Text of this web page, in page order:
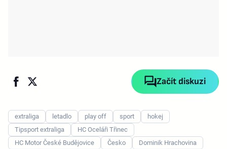
Začít diskuzi
extraliga letadlo play off sport
hokej
Tipsport extraliga
HC Oceláři Třinec
HC Motor České Budějovice
Česko
Dominik Hrachovina